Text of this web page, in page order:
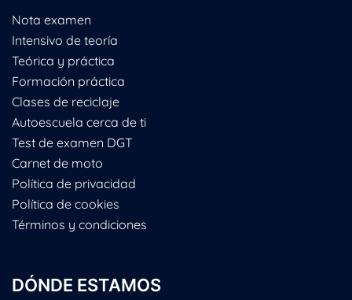
Nota examen
Intensivo de teoría
Teórica y práctica
Formación práctica
Clases de reciclaje
Autoescuela cerca de ti
Test de examen DGT
Carnet de moto
Política de privacidad
Política de cookies
Términos y condiciones
DÓNDE ESTAMOS